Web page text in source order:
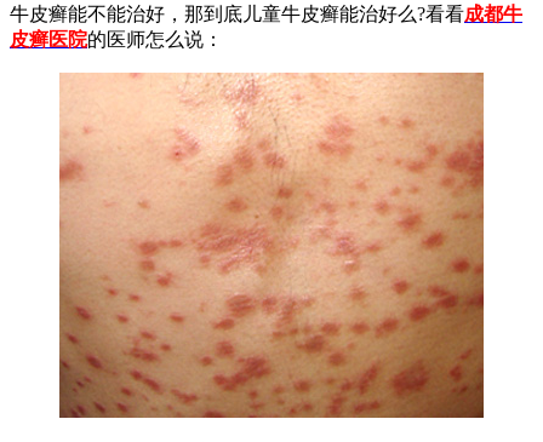
牛皮癣能不能治好，那到底儿童牛皮癣能治好么?看看成都牛
皮癣医院的医师怎么说：